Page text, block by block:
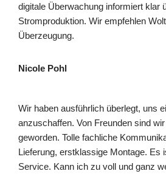
digitale Überwachung informiert klar
Stromproduktion. Wir empfehlen
Überzeugung.
Nicole Pohl
Wir haben ausführlich überlegt, uns
anzuschaffen. Von Freunden sind
geworden. Tolle fachliche
Lieferung, erstklassige Montage. Es
Service. Kann ich zu voll und ganz